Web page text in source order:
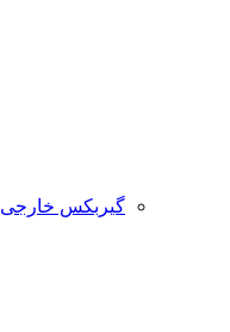
گیربکس خارجی